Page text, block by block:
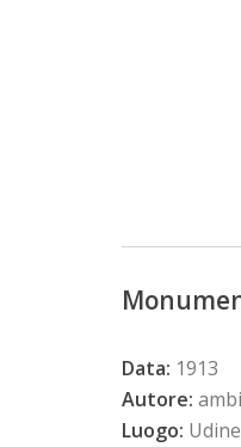
Data: 1913
Autore:
Luogo: